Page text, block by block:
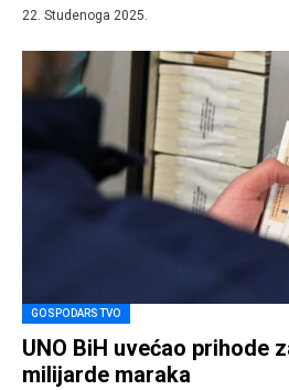
22. Studenoga 2025.
GOSPODARSTVO
UNO BiH uvećao prihode
milijarde maraka